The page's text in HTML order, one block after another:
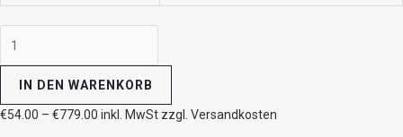
IN DEN WARENKORB
€54.00 – €779.00 inkl. MwSt zzgl. Versandkosten